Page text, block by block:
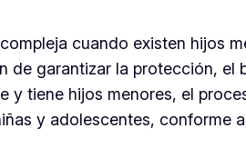
cuando existen hijos
garantizar la protección, el
y tiene hijos menores, el
y adolescentes, conforme